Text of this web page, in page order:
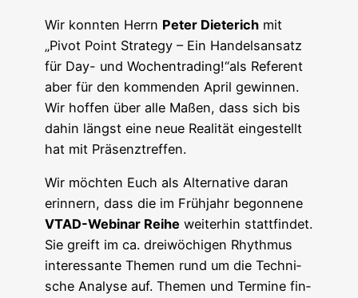
Wir konn­ten Herrn Peter Die­te­rich mit
„Pivot Point Stra­tegy – Ein Han­dels­an­satz
für Day- und Wochentrading!“als Refe­rent
aber für den kom­men­den April gewin­nen.
Wir hof­fen über alle Maßen, dass sich bis
dahin längst eine neue Rea­li­tät ein­ge­stellt
hat mit Präsenztreffen.
Wir möch­ten Euch als Alter­na­ti­ve dar­an
erin­nern, dass die im Früh­jahr begon­ne­ne
VTAD-Web­i­nar Rei­he wei­ter­hin statt­fin­det.
Sie greift im ca. drei­wö­chi­gen Rhyth­mus
inter­es­san­te The­men rund um die Tech­ni­
sche Ana­ly­se auf. The­men und Ter­mi­ne fin­